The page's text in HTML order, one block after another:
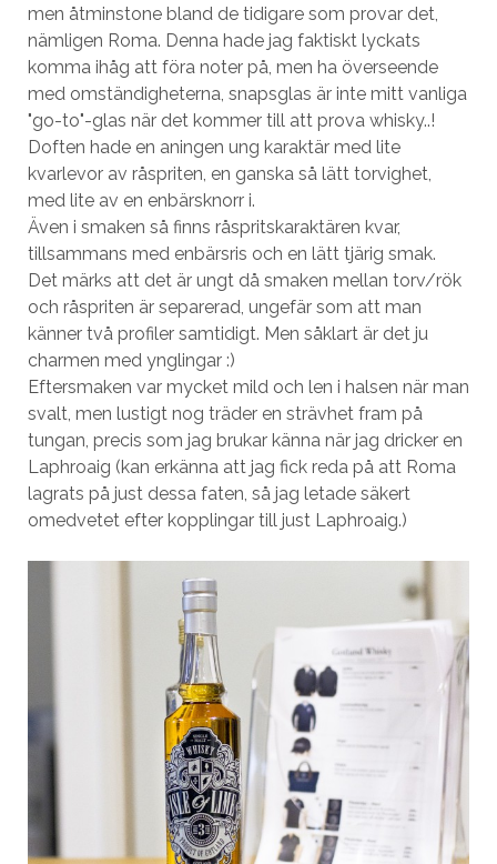
men åtminstone bland de tidigare som provar det,
nämligen Roma. Denna hade jag faktiskt lyckats
komma ihåg att föra noter på, men ha överseende
med omständigheterna, snapsglas är inte mitt vanliga
"go-to"-glas när det kommer till att prova whisky..!
Doften hade en aningen ung karaktär med lite
kvarlevor av råspriten, en ganska så lätt torvighet,
med lite av en enbärsknorr i.
Även i smaken så finns råspritskaraktären kvar,
tillsammans med enbärsris och en lätt tjärig smak.
Det märks att det är ungt då smaken mellan torv/rök
och råspriten är separerad, ungefär som att man
känner två profiler samtidigt. Men såklart är det ju
charmen med ynglingar :)
Eftersmaken var mycket mild och len i halsen när man
svalt, men lustigt nog träder en strävhet fram på
tungan, precis som jag brukar känna när jag dricker en
Laphroaig (kan erkänna att jag fick reda på att Roma
lagrats på just dessa faten, så jag letade säkert
omedvetet efter kopplingar till just Laphroaig.)